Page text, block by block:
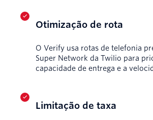
Otimização de rota
O Verify usa rotas de telefonia
Super Network da Twilio para
capacidade de entrega e a
Limitação de taxa